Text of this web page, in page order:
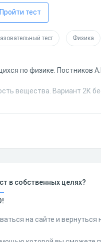
Пройти тест
тест Физика
по физике. Постников
вещества. Вариант 2К
в собственных целях?
на сайте и вернуться